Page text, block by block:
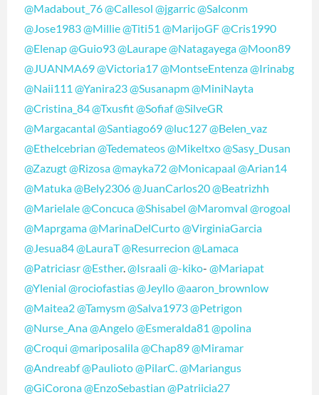
@Madabout_76@Callesol @jgarric@Salconm
@Jose1983@Millie@Titi51 @MarijoGF@Cris1990
@Elenap@Guio93@Laurape@Natagayega@Moon89
@JUANMA69@Victoria17@MontseEntenza@Irinabg
@Naii111 @Yanira23@Susanapm@MiniNayta
@Cristina_84@Txusfit@Sofiaf@SilveGR
@Margacantal @Santiago69@luc127@Belen_vaz
@Ethelcebrian @Tedemateos@Mikeltxo@Sasy_Dusan
@Zazugt@Rizosa@mayka72@Monicapaal @Arian14
@Matuka@Bely2306@JuanCarlos20@Beatrizhh
@Marielale@Concuca@Shisabel @Maromval @rogoal
@Maprgama@MarinaDelCurto@VirginiaGarcia
@Jesua84@LauraT@Resurrecion @Lamaca
@Patriciasr@Esther. @Israali @-kiko- @Mariapat
@Ylenial @rociofastias@Jeyllo@aaron_brownlow
@Maitea2@Tamysm@Salva1973@Petrigon
@Nurse_Ana@Angelo@Esmeralda81 @polina
@Croqui @mariposalila@Chap89@Miramar
@Andreabf@Paulioto@PilarC. @Mariangus
@GiCorona@EnzoSebastian @Patriicia27